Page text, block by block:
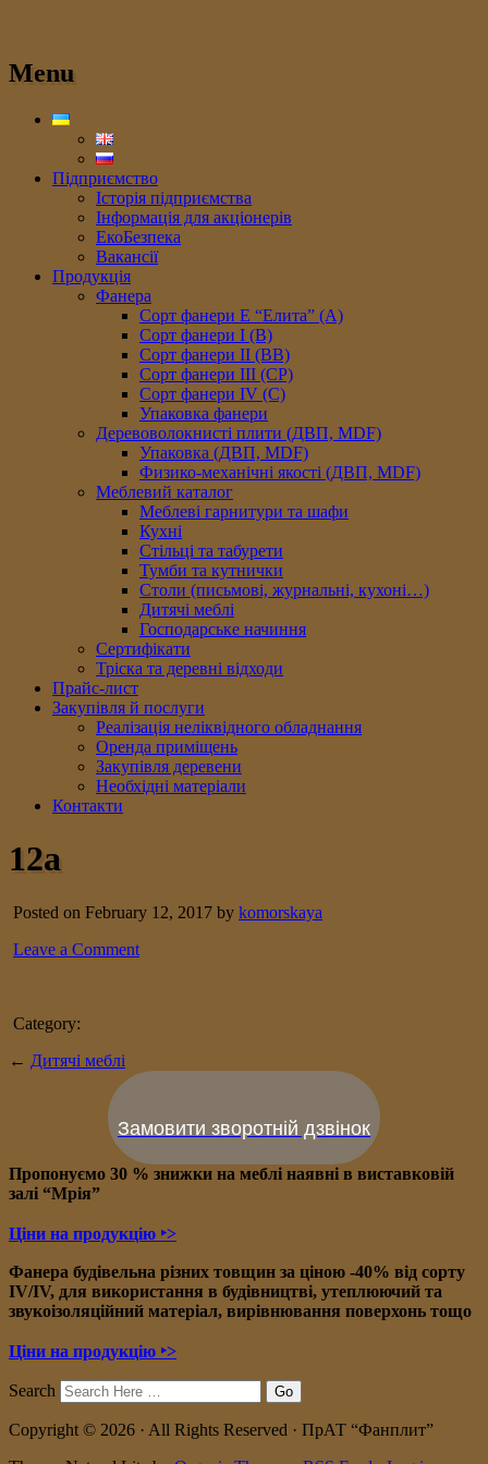
Menu
Підприємство
Історія підприємства
Інформація для акціонерів
ЕкоБезпека
Вакансії
Продукція
Фанера
Сорт фанери E “Елита” (A)
Сорт фанери I (В)
Сорт фанери II (ВB)
Сорт фанери III (CP)
Сорт фанери IV (C)
Упаковка фанери
Деревоволокнисті плити (ДВП, MDF)
Упаковка (ДВП, MDF)
Физико-механічні якості (ДВП, MDF)
Меблевий каталог
Меблеві гарнитури та шафи
Кухні
Стільці та табурети
Тумби та кутнички
Столи (письмові, журнальні, кухоні…)
Дитячі меблі
Господарське начиння
Сертифікати
Тріска та деревні відходи
Прайс-лист
Закупівля й послуги
Реалізація неліквідного обладнання
Оренда приміщень
Закупівля деревени
Необхідні матеріали
Контакти
12a
Posted on February 12, 2017 by komorskaya
Leave a Comment
Category:
← Дитячі меблі
Замовити зворотній дзвінок
Пропонуємо 30 % знижки на меблі наявні в виставковій
залі “Мрія”
Ціни на продукцію ‣>
Фанера будівельна різних товщин за ціною -40% від сорту
IV/IV, для використання в будівництві, утеплюючий та
звукоізоляційний матеріал, вирівнювання поверхонь тощо
Ціни на продукцію ‣>
Search
Copyright © 2026 · All Rights Reserved · ПрАТ “Фанплит”